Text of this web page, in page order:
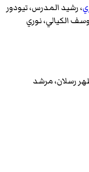
، رشيد المدرس، تيودور
الكيالي، نوري
رسلان، مرشد